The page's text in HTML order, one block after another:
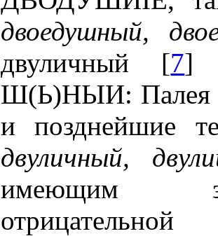
двоедушный,
двуличный [7]
Ш(Ь)НЫИ: Палея
и позднейшие
двуличный,
имеющим